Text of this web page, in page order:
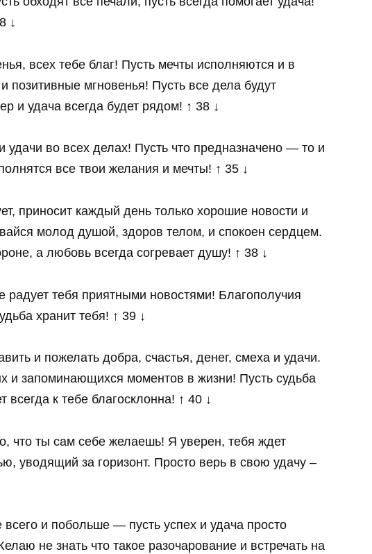
↓
всех тебе благ! Пусть мечты исполняются и в
позитивные мгновенья! Пусть все дела будут
и удача всегда будет рядом! ↑ 38 ↓
во всех делах! Пусть что предназначено — то и
все твои желания и мечты! ↑ 35 ↓
приносит каждый день только хорошие новости и
молод душой, здоров телом, и спокоен сердцем.
а любовь всегда согревает душу! ↑ 38 ↓
тебя приятными новостями! Благополучия
хранит тебя! ↑ 39 ↓
и пожелать добра, счастья, денег, смеха и удачи.
и запоминающихся моментов в жизни! Пусть судьба
всегда к тебе благосклонна! ↑ 40 ↓
что ты сам себе желаешь! Я уверен, тебя ждет
уводящий за горизонт. Просто верь в свою удачу –
и побольше — пусть успех и удача просто
не знать что такое разочарование и встречать на